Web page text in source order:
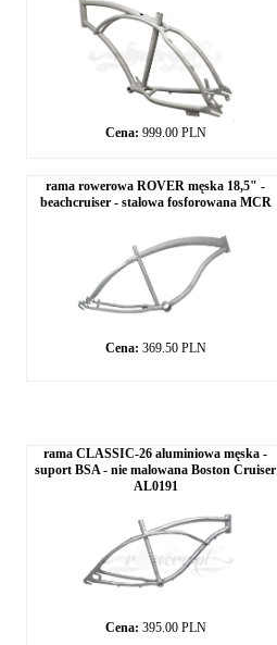
Cena: 999.00 PLN
rama rowerowa ROVER męska 18,5" -
beachcruiser - stalowa fosforowana MCR
Cena: 369.50 PLN
rama CLASSIC-26 aluminiowa męska -
suport BSA - nie malowana Boston Cruiser
AL0191
Cena: 395.00 PLN